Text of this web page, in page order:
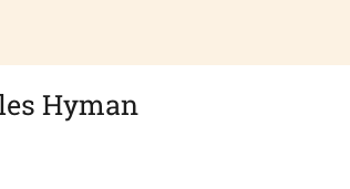
Hyman